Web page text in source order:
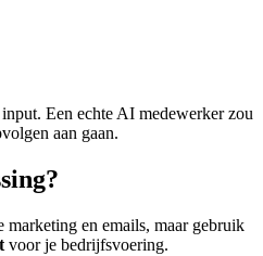
Een echte AI medewerker zou
aan gaan.
marketing en emails, maar gebruik
voor je bedrijfsvoering.